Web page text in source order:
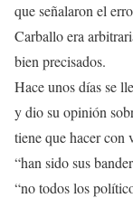
que señalaron el
Carballo era
bien precisados.
Hace unos días se
y dio su opinión
tiene que hacer con
“han sido sus
“no todos los